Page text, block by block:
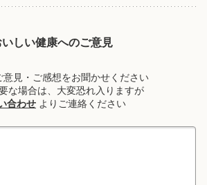
いしい健康へのご意見
意見・ご感想をお聞かせください
な場合は、大変恐れ入りますが
合わせ よりご連絡ください